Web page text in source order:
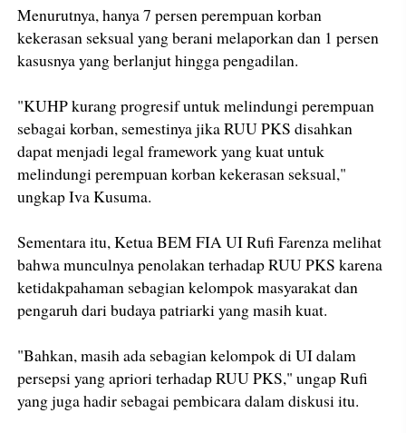
Menurutnya, hanya 7 persen perempuan korban
kekerasan seksual yang berani melaporkan dan 1 persen
kasusnya yang berlanjut hingga pengadilan.
"KUHP kurang progresif untuk melindungi perempuan
sebagai korban, semestinya jika RUU PKS disahkan
dapat menjadi legal framework yang kuat untuk
melindungi perempuan korban kekerasan seksual,"
ungkap Iva Kusuma.
Sementara itu, Ketua BEM FIA UI Rufi Farenza melihat
bahwa munculnya penolakan terhadap RUU PKS karena
ketidakpahaman sebagian kelompok masyarakat dan
pengaruh dari budaya patriarki yang masih kuat.
"Bahkan, masih ada sebagian kelompok di UI dalam
persepsi yang apriori terhadap RUU PKS," ungap Rufi
yang juga hadir sebagai pembicara dalam diskusi itu.